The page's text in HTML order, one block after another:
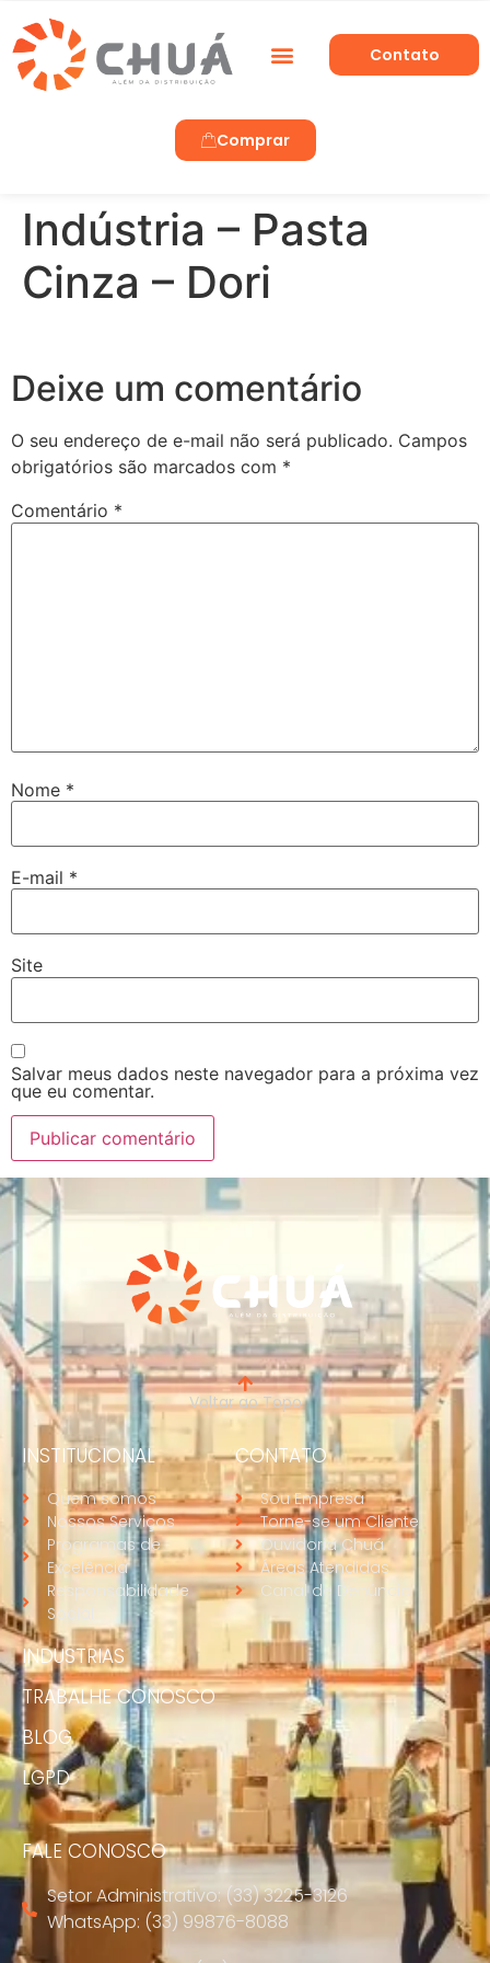
Comprar
Contato
Indústria – Pasta
Cinza – Dori
Deixe um comentário
O seu endereço de e-mail não será publicado. Campos
obrigatórios são marcados com *
Comentário *
Nome *
E-mail *
Site
Salvar meus dados neste navegador para a próxima vez
que eu comentar.
Voltar ao Topo
INSTITUCIONAL
Quem somos
Nossos Serviços
Programas de
Excelência
Responsabilidade
Social
INDUSTRIAS
TRABALHE CONOSCO
BLOG
LGPD
CONTATO
Sou Empresa
Torne-se um Cliente
Ouvidoria Chuá
Áreas Atendidas
Canal de Denúncia
FALE CONOSCO
Setor Administrativo: (33) 3225-3126
WhatsApp: (33) 99876-8088